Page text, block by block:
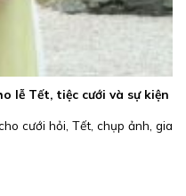
lễ Tết, tiệc cưới và sự kiện
cưới hỏi, Tết, chụp ảnh, gia